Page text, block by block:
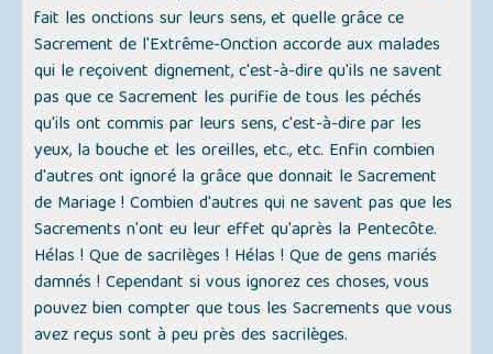
fait les onctions sur leurs sens, et quelle grâce ce
Sacrement de l'Extrême-Onction accorde aux malades
qui le reçoivent dignement, c'est-à-dire qu'ils ne savent
pas que ce Sacrement les purifie de tous les péchés
qu'ils ont commis par leurs sens, c'est-à-dire par les
yeux, la bouche et les oreilles, etc., etc. Enfin combien
d'autres ont ignoré la grâce que donnait le Sacrement
de Mariage ! Combien d'autres qui ne savent pas que les
Sacrements n'ont eu leur effet qu'après la Pentecôte.
Hélas ! Que de sacrilèges ! Hélas ! Que de gens mariés
damnés ! Cependant si vous ignorez ces choses, vous
pouvez bien compter que tous les Sacrements que vous
avez reçus sont à peu près des sacrilèges.